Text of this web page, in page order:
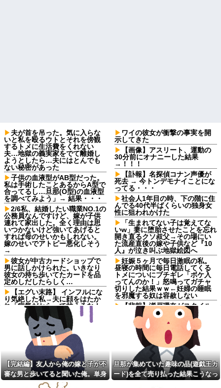
夫が首を吊った。気に入らな
いと私を殴るウトとそれを傍観
するトメに生活費をくれない
夫…地獄の義実家をでて離婚し
ようとしたら…夫にはとんでも
ない秘密があった
子供の血液型がAB型だった。
私は手術したことあるからA型で
合ってるし…旦那(O型)の血液型
を調べてみよう」→ 結果・・・
2/6私、結婚したい職業NO.1の
公務員なんですけど、嫁が子供
連れて家出した。全く理由は思
いつかないけど強いてあげると
すれば母のせいかもしれない。
嫁のせいでアトピー悪化しそう
→
彼女が中古カードショップで
男に話しかけられた。いきなり
彼女の持ち歩いてたカードを品
定めしだしたらしく…
【エグい末路】 インフルにな
り気絶した私→夫に顔をはたか
れ「病気だからって甘えるな！
旦那様の為に家事をしろ！」夫
が無職になった時、私「無職が
甘えるな」と復讐し続けた結
「2年間、たぶん1日4回は握っ
てた」ラスベガスで買った3,000
円のキーホルダーを調べたら
みい山作者、みいちゃんでチ
ー牛なのではという疑惑が生ま
れるｗｗｗｗｗｗｗ
ワイの彼女が衝撃の事実を開
示してきた
【画像】アスリート、運動の
30分前にオナニーした結果
→！！！
【訃報】名探偵コナン声優が
死去 → 今トンデモナイことにな
ってる・・・
社会人1年目の時、下の階に住
んでる40代半ばくらいの独身女
性に狙われかけた
「生まれてない子は覚えてな
いw」妻に堕胎させたことを忘れ
開き直るクソ叔父→その場にい
た流産直後の嫁や子供など『10
人』が泣き叫ぶ地獄絵図へ
妊娠５ヶ月で毎日激眠の私。
昼寝の時間に毎日電話してくる
トメについにブチギレ「ボケ入
ってんのか！」怒鳴ってガチャ
切りした結果ｗｗ←妊婦の睡眠
を邪魔する奴は容赦しない
【悲報】瀬戸環奈がスタイル
よすぎて一般男性が隣に並ぶと
チンチクリンに見えてしまう
【悲報】瀬戸環奈がスタイル
よすぎて一般男性が隣に並ぶと
チンチクリンに見えてしまう
母が難病発覚で突然の離婚希
望、その理由が30年前の夫の不
倫！？
X収益化、終了へ インプレゾ
【完結編】友人から俺の嫁と子が不
審な男と歩いてると聞いた俺。単身
赴任先から興信所に相談した結果
旦那が集めていた趣味の品(遊戯王カ
ード)を全て売り払った結果こうなっ